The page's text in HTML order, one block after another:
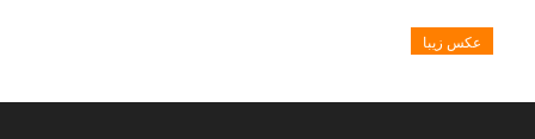
عکس زیبا